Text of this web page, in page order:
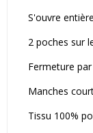
S'ouvre
2 poches sur
Fermeture
Manches
Tissu 100%